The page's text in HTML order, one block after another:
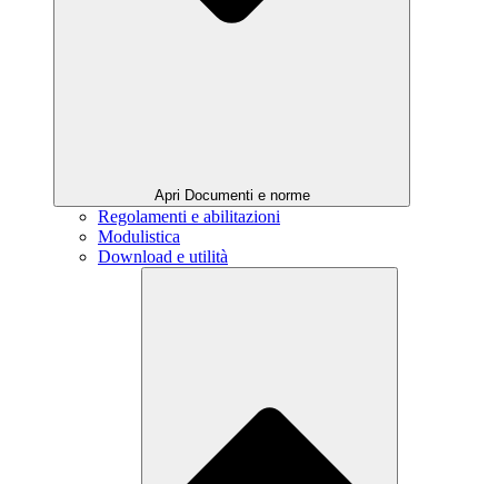
Apri Documenti e norme
Regolamenti e abilitazioni
Modulistica
Download e utilità